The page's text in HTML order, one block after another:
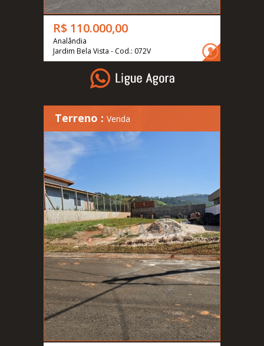
R$ 110.000,00
Analândia
Jardim Bela Vista - Cod.: 072V
Terreno : Venda